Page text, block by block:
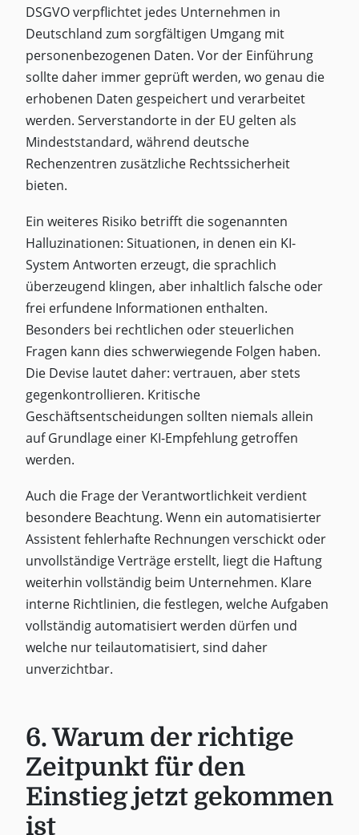
DSGVO verpflichtet jedes Unternehmen in
Deutschland zum sorgfältigen Umgang mit
personenbezogenen Daten. Vor der Einführung
sollte daher immer geprüft werden, wo genau die
erhobenen Daten gespeichert und verarbeitet
werden. Serverstandorte in der EU gelten als
Mindeststandard, während deutsche
Rechenzentren zusätzliche Rechtssicherheit
bieten.
Ein weiteres Risiko betrifft die sogenannten
Halluzinationen: Situationen, in denen ein KI-
System Antworten erzeugt, die sprachlich
überzeugend klingen, aber inhaltlich falsche oder
frei erfundene Informationen enthalten.
Besonders bei rechtlichen oder steuerlichen
Fragen kann dies schwerwiegende Folgen haben.
Die Devise lautet daher: vertrauen, aber stets
gegenkontrollieren. Kritische
Geschäftsentscheidungen sollten niemals allein
auf Grundlage einer KI-Empfehlung getroffen
werden.
Auch die Frage der Verantwortlichkeit verdient
besondere Beachtung. Wenn ein automatisierter
Assistent fehlerhafte Rechnungen verschickt oder
unvollständige Verträge erstellt, liegt die Haftung
weiterhin vollständig beim Unternehmen. Klare
interne Richtlinien, die festlegen, welche Aufgaben
vollständig automatisiert werden dürfen und
welche nur teilautomatisiert, sind daher
unverzichtbar.
6. Warum der richtige
Zeitpunkt für den
Einstieg jetzt gekommen
ist